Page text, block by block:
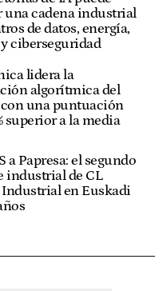
una cadena industrial
de datos, energía,
ciberseguridad
lidera la
algorítmica del
una puntuación
superior a la media
a Papresa: el segundo
industrial de CL
en Euskadi